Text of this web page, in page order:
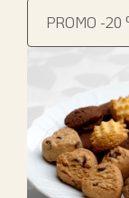
PROMO -20